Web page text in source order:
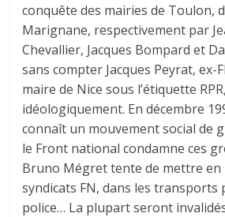
conquête des mairies de Toulon,
Marignane, respectivement par
Chevallier, Jacques Bompard et
sans compter Jacques Peyrat, ex-
maire de Nice sous l’étiquette
idéologiquement. En décembre
connaît un mouvement social de
le Front national condamne ces
Bruno Mégret tente de mettre en
syndicats FN, dans les transports
police… La plupart seront